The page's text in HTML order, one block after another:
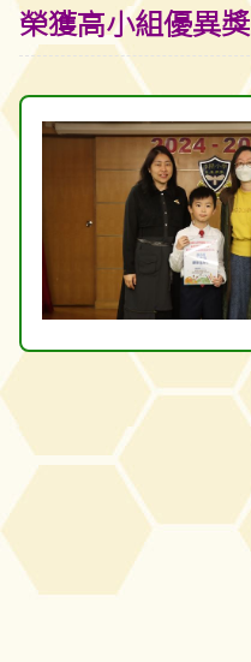
榮獲高小組優異獎